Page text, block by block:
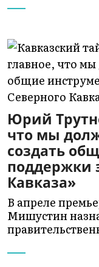
Юрий
что мы
создать
поддержки
Кавказа»
В апреле
Мишустин